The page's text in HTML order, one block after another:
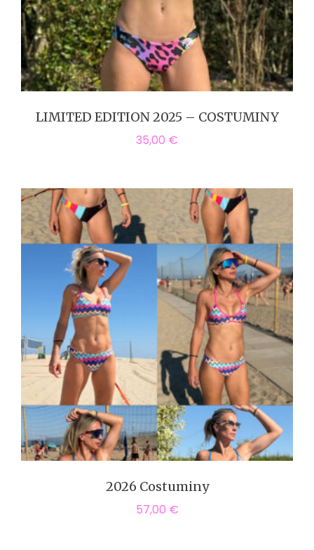
LIMITED EDITION 2025 – COSTUMINY
35,00 €
2026 Costuminy
57,00 €